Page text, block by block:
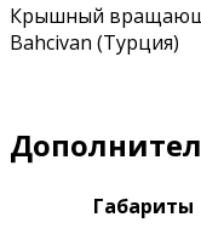
Крышный
Bahcivan (Турция)
Габариты